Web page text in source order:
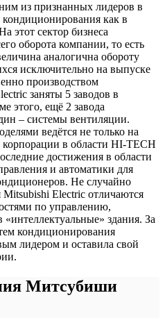
из признанных лидеров в
кондиционирования как в
этот сектор бизнеса
оборота компании, то есть
аналогична обороту
исключительно на выпуске
производством
заняты 5 заводов в
этого, ещё 2 завода
– системы вентиляции.
ведётся не только на
корпорации в области HI-TECH
достижения в области
и автоматики для
Не случайно
Electric отличаются
по управлению,
здания. За
кондиционирования
лидером и оставила свой
Митсубиши